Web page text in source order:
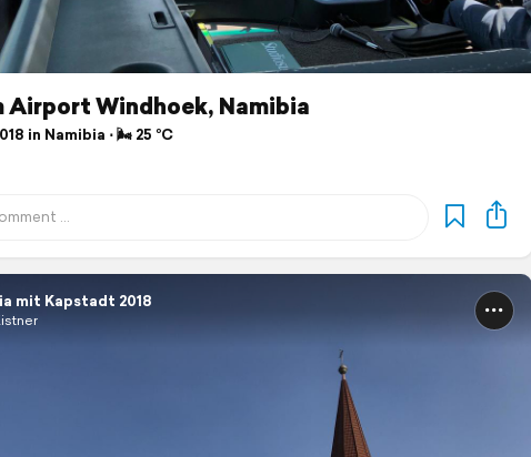
Windhoek, Namibia
in Namibia ⋅ 🌬 25 °C
mit Kapstadt 2018